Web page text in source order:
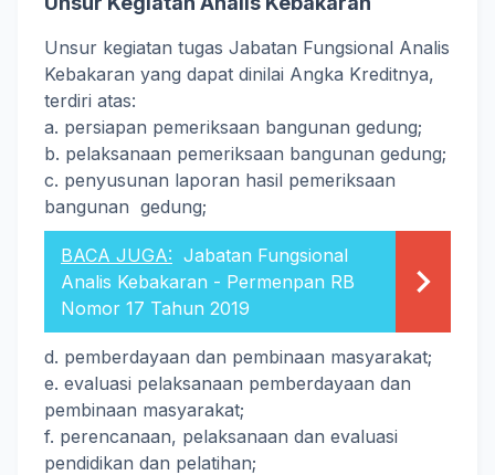
Unsur kegiatan tugas Jabatan Fungsional Analis
Kebakaran yang dapat dinilai Angka Kreditnya,
terdiri atas:
a. persiapan pemeriksaan bangunan gedung;
b. pelaksanaan pemeriksaan bangunan gedung;
c. penyusunan laporan hasil pemeriksaan
bangunan gedung;
BACA JUGA: Jabatan Fungsional
Analis Kebakaran - Permenpan RB
Nomor 17 Tahun 2019
d. pemberdayaan dan pembinaan masyarakat;
e. evaluasi pelaksanaan pemberdayaan dan
pembinaan masyarakat;
f. perencanaan, pelaksanaan dan evaluasi
pendidikan dan pelatihan;